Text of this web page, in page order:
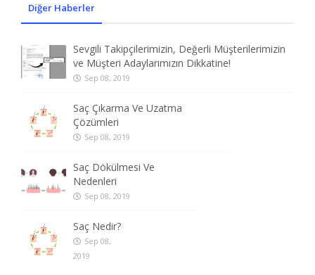
Diğer Haberler
Sevgili Takipçilerimizin, Değerli Müşterilerimizin
ve Müşteri Adaylarımızın Dikkatine!
Sep 08, 2019
Saç Çıkarma Ve Uzatma
Çözümleri
Sep 08, 2019
Saç Dökülmesi Ve
Nedenleri
Sep 08, 2019
Saç Nedir?
Sep 08,
2019